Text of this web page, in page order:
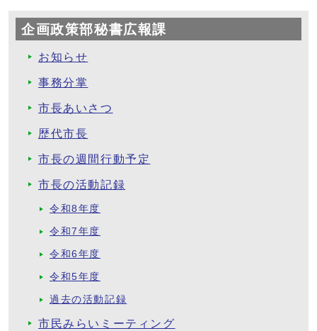
企画政策部秘書広報課
お知らせ
事務分掌
市長あいさつ
歴代市長
市長の週間行動予定
市長の活動記録
令和8年度
令和7年度
令和6年度
令和5年度
過去の活動記録
市民みらいミーティング